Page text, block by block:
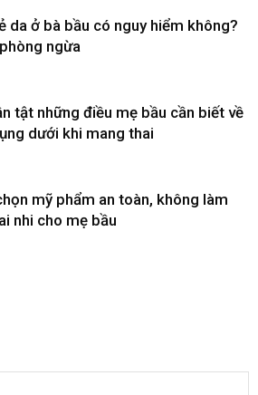
da ở bà bầu có nguy hiểm không?
ngừa
tật những điều mẹ bầu cần biết về
dưới khi mang thai
mỹ phẩm an toàn, không làm
nhi cho mẹ bầu